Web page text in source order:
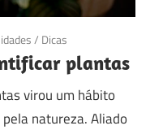
/ Dicas
plantas
virou um hábito
natureza. Aliado